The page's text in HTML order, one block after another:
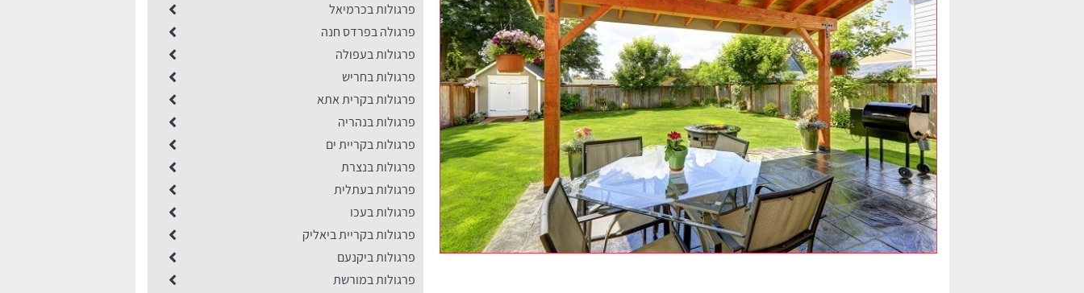
פרגולות בכרמיאל
פרגולה בפרדס חנה
פרגולות בעפולה
פרגולות בחריש
פרגולות בקרית אתא
פרגולות בנהריה
פרגולות בקריית ים
פרגולות בנצרת
פרגולות בעתלית
פרגולות בעכו
פרגולות בקריית ביאליק
פרגולות ביקנעם
פרגולות במורשת